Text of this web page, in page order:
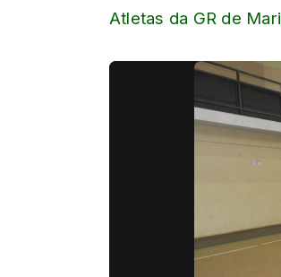
Atletas da GR de